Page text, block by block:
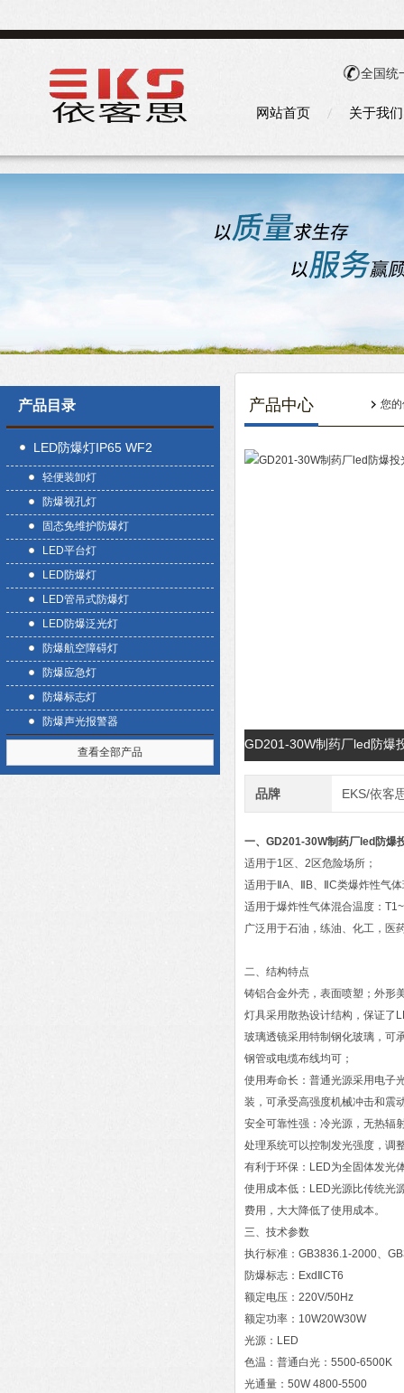
全国统
网站首页 关于我们
产品目录
LED防爆灯IP65 WF2
轻便装卸灯
防爆视孔灯
固态免维护防爆灯
LED平台灯
LED防爆灯
LED管吊式防爆灯
LED防爆泛光灯
防爆航空障碍灯
防爆应急灯
防爆标志灯
防爆声光报警器
查看全部产品
产品中心 您
GD201-30W制药厂led防爆
品牌 EKS/依客
一、 GD201-30W制药厂led防爆
适用于1区、2区危险场所；
适用于ⅡA、ⅡB、ⅡC类爆炸性气
适用于爆炸性气体混合温度：
广泛用于石油，练油、化工，医
二、结构特点
铸铝合金外壳，表面喷塑；外形
灯具采用散热设计结构，保证了
玻璃透镜采用特制钢化玻璃，可
钢管或电缆布线均可；
使用寿命长：普通光源采用电子
装，可承受高强度机械冲击和震
安全可靠性强：冷光源，无热辐
处理系统可以控制发光强度，调
有利于环保：LED为全固体发光
使用成本低：LED光源比传统光
费用，大大降低了使用成本。
三、技术参数
执行标准：GB3836.1-2000、
防爆标志：ExdⅡCT6
额定电压：220V/50Hz
额定功率：10W20W30W
光源：LED
色温：普通白光：5500-6500K
光通量：50W 4800-5500